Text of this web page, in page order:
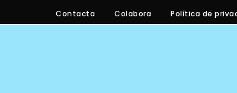
Contacta Colabora Política de